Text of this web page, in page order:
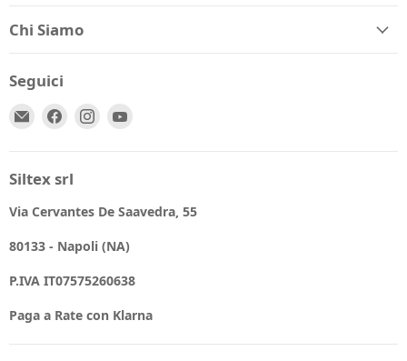
Chi Siamo
Seguici
Email
Trovaci Trovaci
Siltex srl
Via Cervantes De Saavedra, 55
80133 - Napoli (NA)
P.IVA IT07575260638
Paga a Rate con Klarna